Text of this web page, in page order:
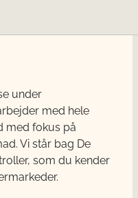
under
med hele
med fokus på
Vi står bag De
som du kender